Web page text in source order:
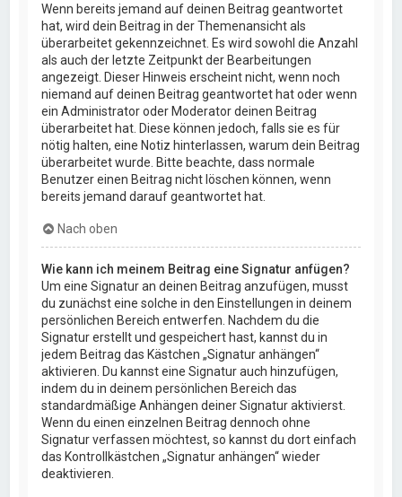
Wenn bereits jemand auf deinen Beitrag geantwortet
hat, wird dein Beitrag in der Themenansicht als
überarbeitet gekennzeichnet. Es wird sowohl die Anzahl
als auch der letzte Zeitpunkt der Bearbeitungen
angezeigt. Dieser Hinweis erscheint nicht, wenn noch
niemand auf deinen Beitrag geantwortet hat oder wenn
ein Administrator oder Moderator deinen Beitrag
überarbeitet hat. Diese können jedoch, falls sie es für
nötig halten, eine Notiz hinterlassen, warum dein Beitrag
überarbeitet wurde. Bitte beachte, dass normale
Benutzer einen Beitrag nicht löschen können, wenn
bereits jemand darauf geantwortet hat.
Nach oben
Wie kann ich meinem Beitrag eine Signatur anfügen?
Um eine Signatur an deinen Beitrag anzufügen, musst
du zunächst eine solche in den Einstellungen in deinem
persönlichen Bereich entwerfen. Nachdem du die
Signatur erstellt und gespeichert hast, kannst du in
jedem Beitrag das Kästchen „Signatur anhängen“
aktivieren. Du kannst eine Signatur auch hinzufügen,
indem du in deinem persönlichen Bereich das
standardmäßige Anhängen deiner Signatur aktivierst.
Wenn du einen einzelnen Beitrag dennoch ohne
Signatur verfassen möchtest, so kannst du dort einfach
das Kontrollkästchen „Signatur anhängen“ wieder
deaktivieren.